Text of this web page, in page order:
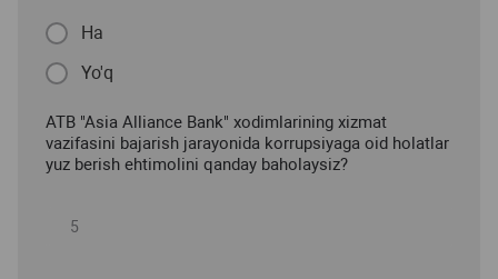
Ha
Yo'q
ATB "Asia Alliance Bank" xodimlarining xizmat
vazifasini bajarish jarayonida korrupsiyaga oid holatlar
yuz berish ehtimolini qanday baholaysiz?